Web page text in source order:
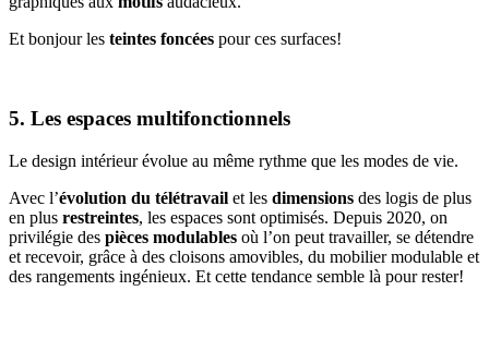
Et bonjour les teintes foncées pour ces surfaces!
5. Les espaces multifonctionnels
Le design intérieur évolue au même rythme que les modes de vie.
Avec l’évolution du télétravail et les dimensions des logis de plus
en plus restreintes, les espaces sont optimisés. Depuis 2020, on
privilégie des pièces modulables où l’on peut travailler, se détendre
et recevoir, grâce à des cloisons amovibles, du mobilier modulable et
des rangements ingénieux. Et cette tendance semble là pour rester!